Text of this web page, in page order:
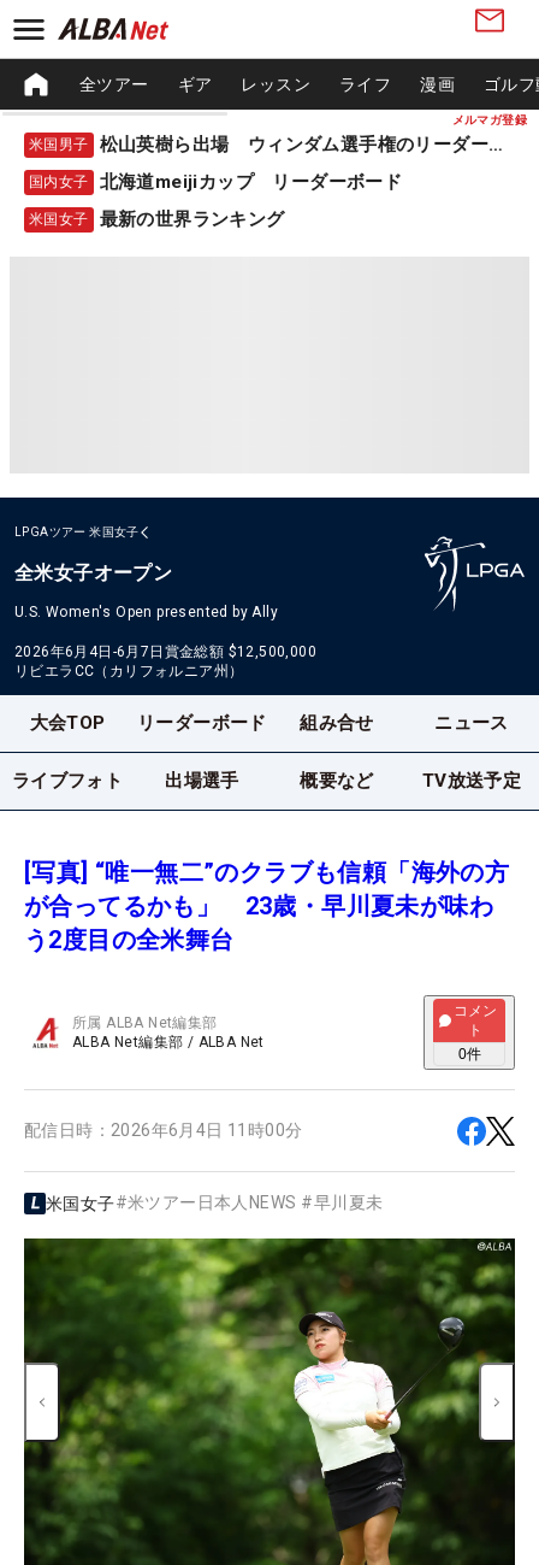
メルマガ登録
全ツアー ギア レッスン ライフ 漫画 ゴル
米国男子 松山英樹ら出場 ウィンダム選手権のリーダーボード
国内女子 北海道meijiカップ リーダーボード
米国女子 最新の世界ランキング
LPGAツアー 米国女子
全米女子オープン
U.S. Women's Open presented by Ally
2026年6月4日-6月7日 賞金総額 $12,500,000
リビエラCC（カリフォルニア州）
大会TOP リーダーボード 組み合せ ニュース
ライブフォト 出場選手 概要など TV放送予定
[写真] “唯一無二”のクラブも信頼「海外の方
が合ってるかも」 23歳・早川夏未が味わ
う2度目の全米舞台
所属ALBA Net編集部
ALBA Net編集部 / ALBA Net
コメン
ト
0件
配信日時： 2026年6月4日 11時00分
米国女子#米ツアー日本人NEWS #早川夏未